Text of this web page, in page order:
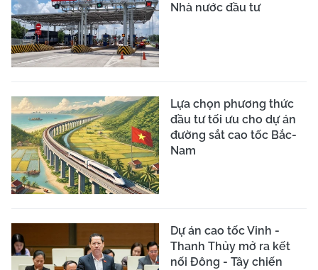
Nhà nước đầu tư
Lựa chọn phương thức
đầu tư tối ưu cho dự án
đường sắt cao tốc Bắc-
Nam
Dự án cao tốc Vinh -
Thanh Thủy mở ra kết
nối Đông - Tây chiến